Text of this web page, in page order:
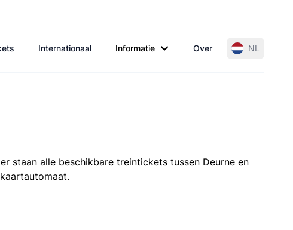
Internationaal Informatie Over NL
staan alle beschikbare treintickets tussen Deurne en